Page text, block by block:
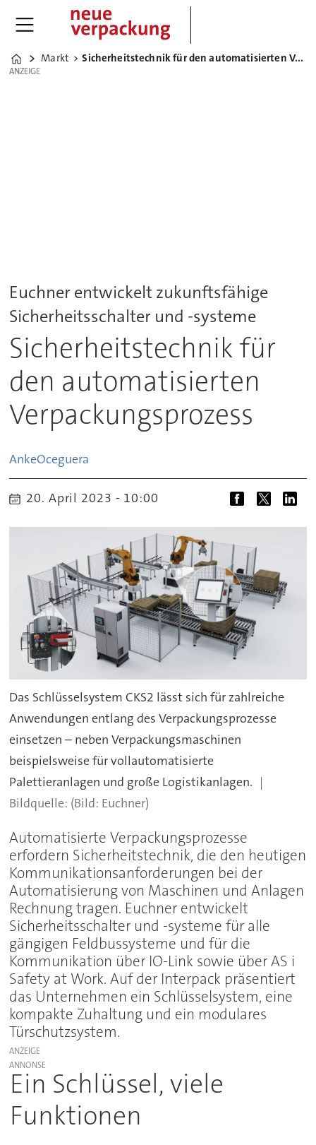
Home
Markt Sicherheitstechnik für den automatisierten Verpackungsprozess
ANZEIGE
ANZEIGE
Euchner entwickelt zukunftsfähige
Sicherheitsschalter und -systeme
Sicherheitstechnik für
den automatisierten
Verpackungsprozess
AnkeOceguera
20. April 2023 - 10:00
Das Schlüsselsystem CKS2 lässt sich für zahlreiche
Anwendungen entlang des Verpackungsprozesse
einsetzen – neben Verpackungsmaschinen
beispielsweise für vollautomatisierte
Palettieranlagen und große Logistikanlagen.
(Bild: Euchner)
Automatisierte Verpackungsprozesse
erfordern Sicherheitstechnik, die den heutigen
Kommunikationsanforderungen bei der
Automatisierung von Maschinen und Anlagen
Rechnung tragen. Euchner entwickelt
Sicherheitsschalter und -systeme für alle
gängigen Feldbussysteme und für die
Kommunikation über IO-Link sowie über AS i
Safety at Work. Auf der Interpack präsentiert
das Unternehmen ein Schlüsselsystem, eine
kompakte Zuhaltung und ein modulares
Türschutzsystem.
ANZEIGE
Ein Schlüssel, viele
Funktionen